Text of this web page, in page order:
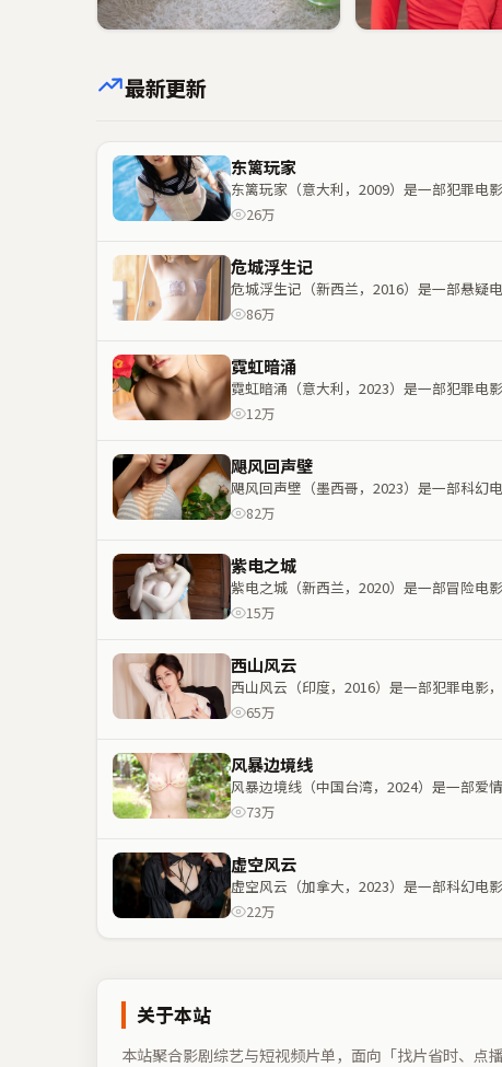
最新更新
东篱玩家
东篱玩家（意大利，2009）是一部犯罪电
26万
危城浮生记
危城浮生记（新西兰，2016）是一部悬疑
86万
霓虹暗涌
霓虹暗涌（意大利，2023）是一部犯罪电
12万
飓风回声壁
飓风回声壁（墨西哥，2023）是一部科幻
82万
紫电之城
紫电之城（新西兰，2020）是一部冒险电
15万
西山风云
西山风云（印度，2016）是一部犯罪电影
65万
风暴边境线
风暴边境线（中国台湾，2024）是一部爱
73万
虚空风云
虚空风云（加拿大，2023）是一部科幻电
22万
关于本站
本站聚合影剧综艺与短视频片单，面向「找片省时、